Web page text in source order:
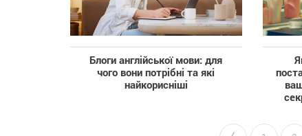
Блоги англійської мови: для
чого вони потрібні та які
найкорисніші